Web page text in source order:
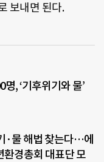
보내면 된다.
, ‘기후위기와 물’
·물 해법 찾는다…에
경총회 대표단 모